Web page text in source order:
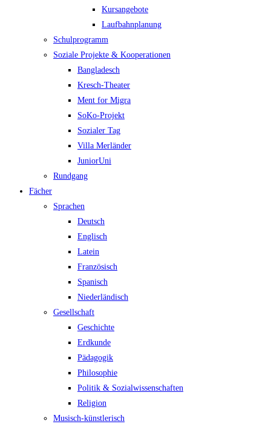
Kursangebote
Laufbahnplanung
Schulprogramm
Soziale Projekte & Kooperationen
Bangladesch
Kresch-Theater
Ment for Migra
SoKo-Projekt
Sozialer Tag
Villa Merländer
JuniorUni
Rundgang
Fächer
Sprachen
Deutsch
Englisch
Latein
Französisch
Spanisch
Niederländisch
Gesellschaft
Geschichte
Erdkunde
Pädagogik
Philosophie
Politik & Sozialwissenschaften
Religion
Musisch-künstlerisch